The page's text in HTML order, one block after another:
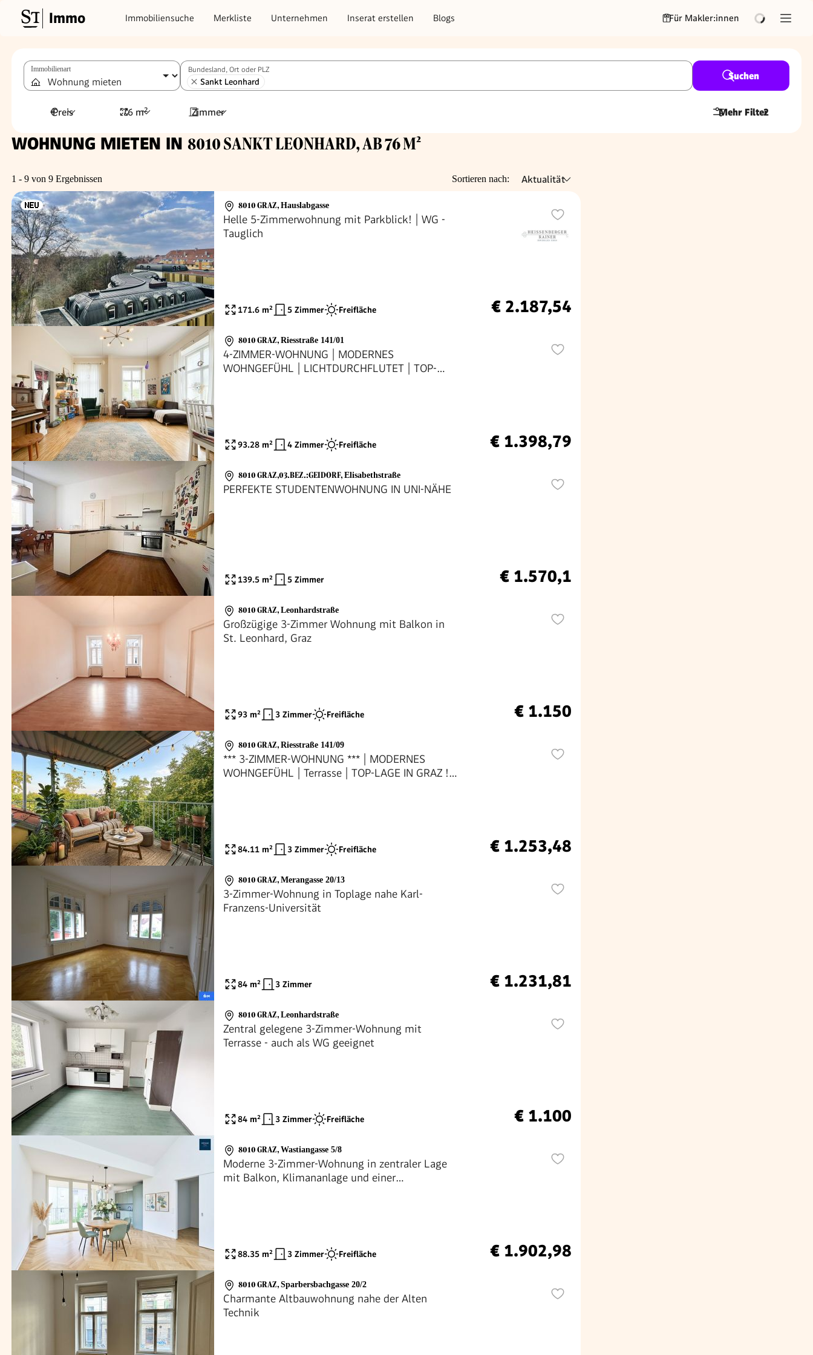
Immo Immobiliensuche Merkliste Unternehmen Inserat erstellen Blogs Für Makler:innen
Immobilienart Bundesland, Ort oder PLZ
Sankt Leonhard
Suchen
Preis 76 m² Zimmer Mehr Filter
2
WOHNUNG MIETEN IN 8010 SANKT LEONHARD, AB 76 M²
1 - 9 von 9 Ergebnissen Sortieren nach: Aktualität
8010 GRAZ, Hauslabgasse
Helle 5-Zimmerwohnung mit Parkblick! | WG -
Tauglich
171.6 m² 5 Zimmer Freifläche € 2.187,54
8010 GRAZ, Riesstraße 141/01
4-ZIMMER-WOHNUNG | MODERNES
WOHNGEFÜHL | LICHTDURCHFLUTET | TOP-
93.28 m² 4 Zimmer Freifläche € 1.398,79
8010 GRAZ,03.BEZ.:GEIDORF, Elisabethstraße
PERFEKTE STUDENTENWOHNUNG IN UNI-NÄHE
139.5 m² 5 Zimmer € 1.570,1
8010 GRAZ, Leonhardstraße
Großzügige 3-Zimmer Wohnung mit Balkon in
St. Leonhard, Graz
93 m² 3 Zimmer Freifläche € 1.150
8010 GRAZ, Riesstraße 141/09
*** 3-ZIMMER-WOHNUNG *** | MODERNES
WOHNGEFÜHL | Terrasse | TOP-LAGE IN GRAZ !!!
84.11 m² 3 Zimmer Freifläche € 1.253,48
8010 GRAZ, Merangasse 20/13
3-Zimmer-Wohnung in Toplage nahe Karl-
Franzens-Universität
84 m² 3 Zimmer € 1.231,81
8010 GRAZ, Leonhardstraße
Zentral gelegene 3-Zimmer-Wohnung mit
Terrasse - auch als WG geeignet
84 m² 3 Zimmer Freifläche € 1.100
8010 GRAZ, Wastiangasse 5/8
Moderne 3-Zimmer-Wohnung in zentraler Lage
mit Balkon, Klimananlage und einer
88.35 m² 3 Zimmer Freifläche € 1.902,98
8010 GRAZ, Sparbersbachgasse 20/2
Charmante Altbauwohnung nahe der Alten
Technik